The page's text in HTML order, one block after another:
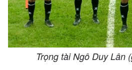
Trọng tài Ngô Duy Lân